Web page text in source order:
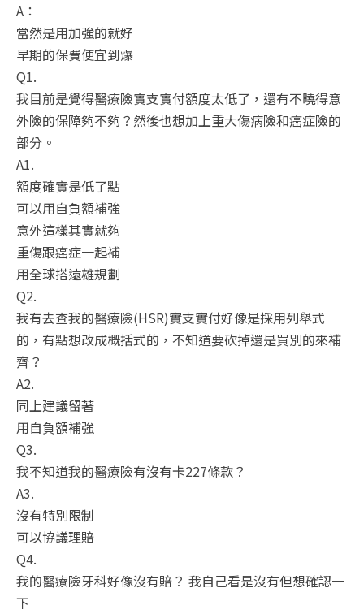
A：
當然是用加強的就好
早期的保費便宜到爆
Q1.
我目前是覺得醫療險實支實付額度太低了，還有不曉得意
外險的保障夠不夠？然後也想加上重大傷病險和癌症險的
部分。
A1.
額度確實是低了點
可以用自負額補強
意外這樣其實就夠
重傷跟癌症一起補
用全球搭遠雄規劃
Q2.
我有去查我的醫療險(HSR)實支實付好像是採用列舉式
的，有點想改成概括式的，不知道要砍掉還是買別的來補
齊？
A2.
同上建議留著
用自負額補強
Q3.
我不知道我的醫療險有沒有卡227條款？
A3.
沒有特別限制
可以協議理賠
Q4.
我的醫療險牙科好像沒有賠？ 我自己看是沒有但想確認一
下